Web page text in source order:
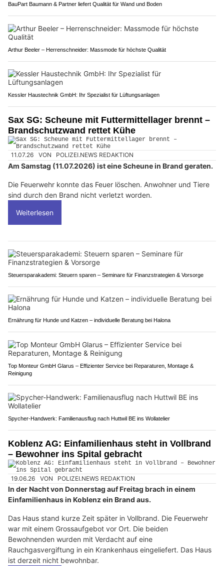
BauPart Baumann & Partner liefert Qualität für Wand und Boden
Arthur Beeler – Herrenschneider: Massmode für höchste Qualität
Kessler Haustechnik GmbH: Ihr Spezialist für Lüftungsanlagen
Sax SG: Scheune mit Futtermittellager brennt –
Brandschutzwand rettet Kühe
11.07.26 VON POLIZEI.NEWS REDAKTION
Am Samstag (11.07.2026) ist eine Scheune in Brand geraten.
Die Feuerwehr konnte das Feuer löschen. Anwohner und Tiere
sind durch den Brand nicht verletzt worden.
Weiterlesen
Steuersparakademi: Steuern sparen – Seminare für Finanzstrategien & Vorsorge
Ernährung für Hunde und Katzen – individuelle Beratung bei Halona
Top Monteur GmbH Glarus – Effizienter Service bei Reparaturen, Montage &
Reinigung
Spycher-Handwerk: Familienausflug nach Huttwil BE ins Wollatelier
Koblenz AG: Einfamilienhaus steht in Vollbrand
– Bewohner ins Spital gebracht
19.06.26 VON POLIZEI.NEWS REDAKTION
In der Nacht von Donnerstag auf Freitag brach in einem
Einfamilienhaus in Koblenz ein Brand aus.
Das Haus stand kurze Zeit später in Vollbrand. Die Feuerwehr
war mit einem Grossaufgebot vor Ort. Die beiden
Bewohnenden wurden mit Verdacht auf eine
Rauchgasvergiftung in ein Krankenhaus eingeliefert. Das Haus
ist derzeit nicht bewohnbar.